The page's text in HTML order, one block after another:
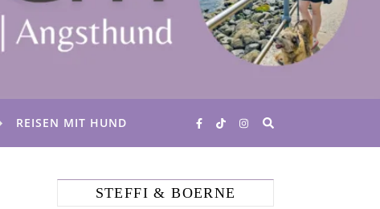
REISEN MIT HUND
STEFFI & BOERNE